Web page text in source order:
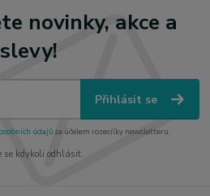
novinky, akce a
slevy!
Přihlásit se
údajůza účelem rozesílky newsletteru.
se kdykoli odhlásit.